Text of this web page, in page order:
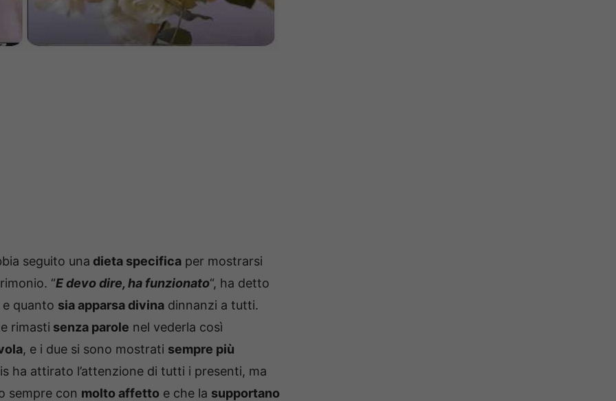
seguito una dieta specifica per mostrarsi
“E devo dire, ha funzionato“, ha detto
quanto sia apparsa divina dinnanzi a tutti.
rimasti senza parole nel vederla così
, e i due si sono mostrati sempre più
ha attirato l’attenzione di tutti i presenti, ma
sempre con molto affetto e che la supportano